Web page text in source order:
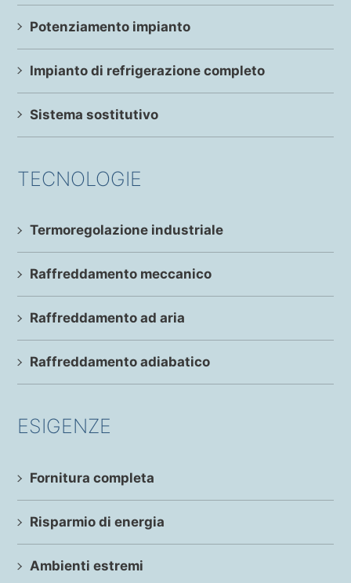
Potenziamento impianto
Impianto di refrigerazione completo
Sistema sostitutivo
TECNOLOGIE
Termoregolazione industriale
Raffreddamento meccanico
Raffreddamento ad aria
Raffreddamento adiabatico
ESIGENZE
Fornitura completa
Risparmio di energia
Ambienti estremi